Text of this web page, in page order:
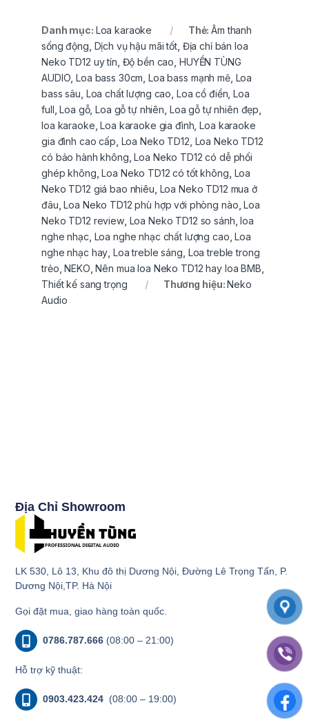
Danh mục: Loa karaoke Thẻ:Âm thanh
sống động Dịch vụ hậu mãi tốt, Địa chỉ bán loa
Neko TD12 uy tín Độ bền cao HUYỀN TÙNG
AUDIO ,Loa bass 30cm ,Loa bass mạnh mẽ, Loa
bass sâu Loa chất lượng cao Loa cổ điển ,Loa
full ,Loa gỗ,Loa gỗ tự nhiên Loa gỗ tự nhiên đẹp
loa karaoke ,Loa karaoke gia đình ,Loa karaoke
gia đình cao cấp Loa Neko TD12 Loa Neko TD12
có bảo hành không ,Loa Neko TD12 có dễ phối
ghép không ,Loa Neko TD12 có tốt không Loa
Neko TD12 giá bao nhiêu Loa Neko TD12 mua ở
đâu ,Loa Neko TD12 phù hợp với phòng nào ,Loa
Neko TD12 review, Loa Neko TD12 so sánh ,loa
nghe nhạc Loa nghe nhạc chất lượng cao ,Loa
nghe nhạc hay Loa treble sáng Loa treble trong
trẻo ,NEKO ,Nên mua loa Neko TD12 hay loa BMB
Thiết kế sang trọng
Thương hiệu:Neko
Audio
Địa Chỉ Showroom
LK 530, Lô 13, Khu đô thị Dương Nội, Đường Lê Trọng Tấn, P.
Dương Nội,TP. Hà Nội
Gọi đặt mua, giao hàng toàn quốc.
0786.787.666 (08:00 – 21:00)
Hỗ trợ kỹ thuật:
0903.423.424 (08:00 – 19:00)